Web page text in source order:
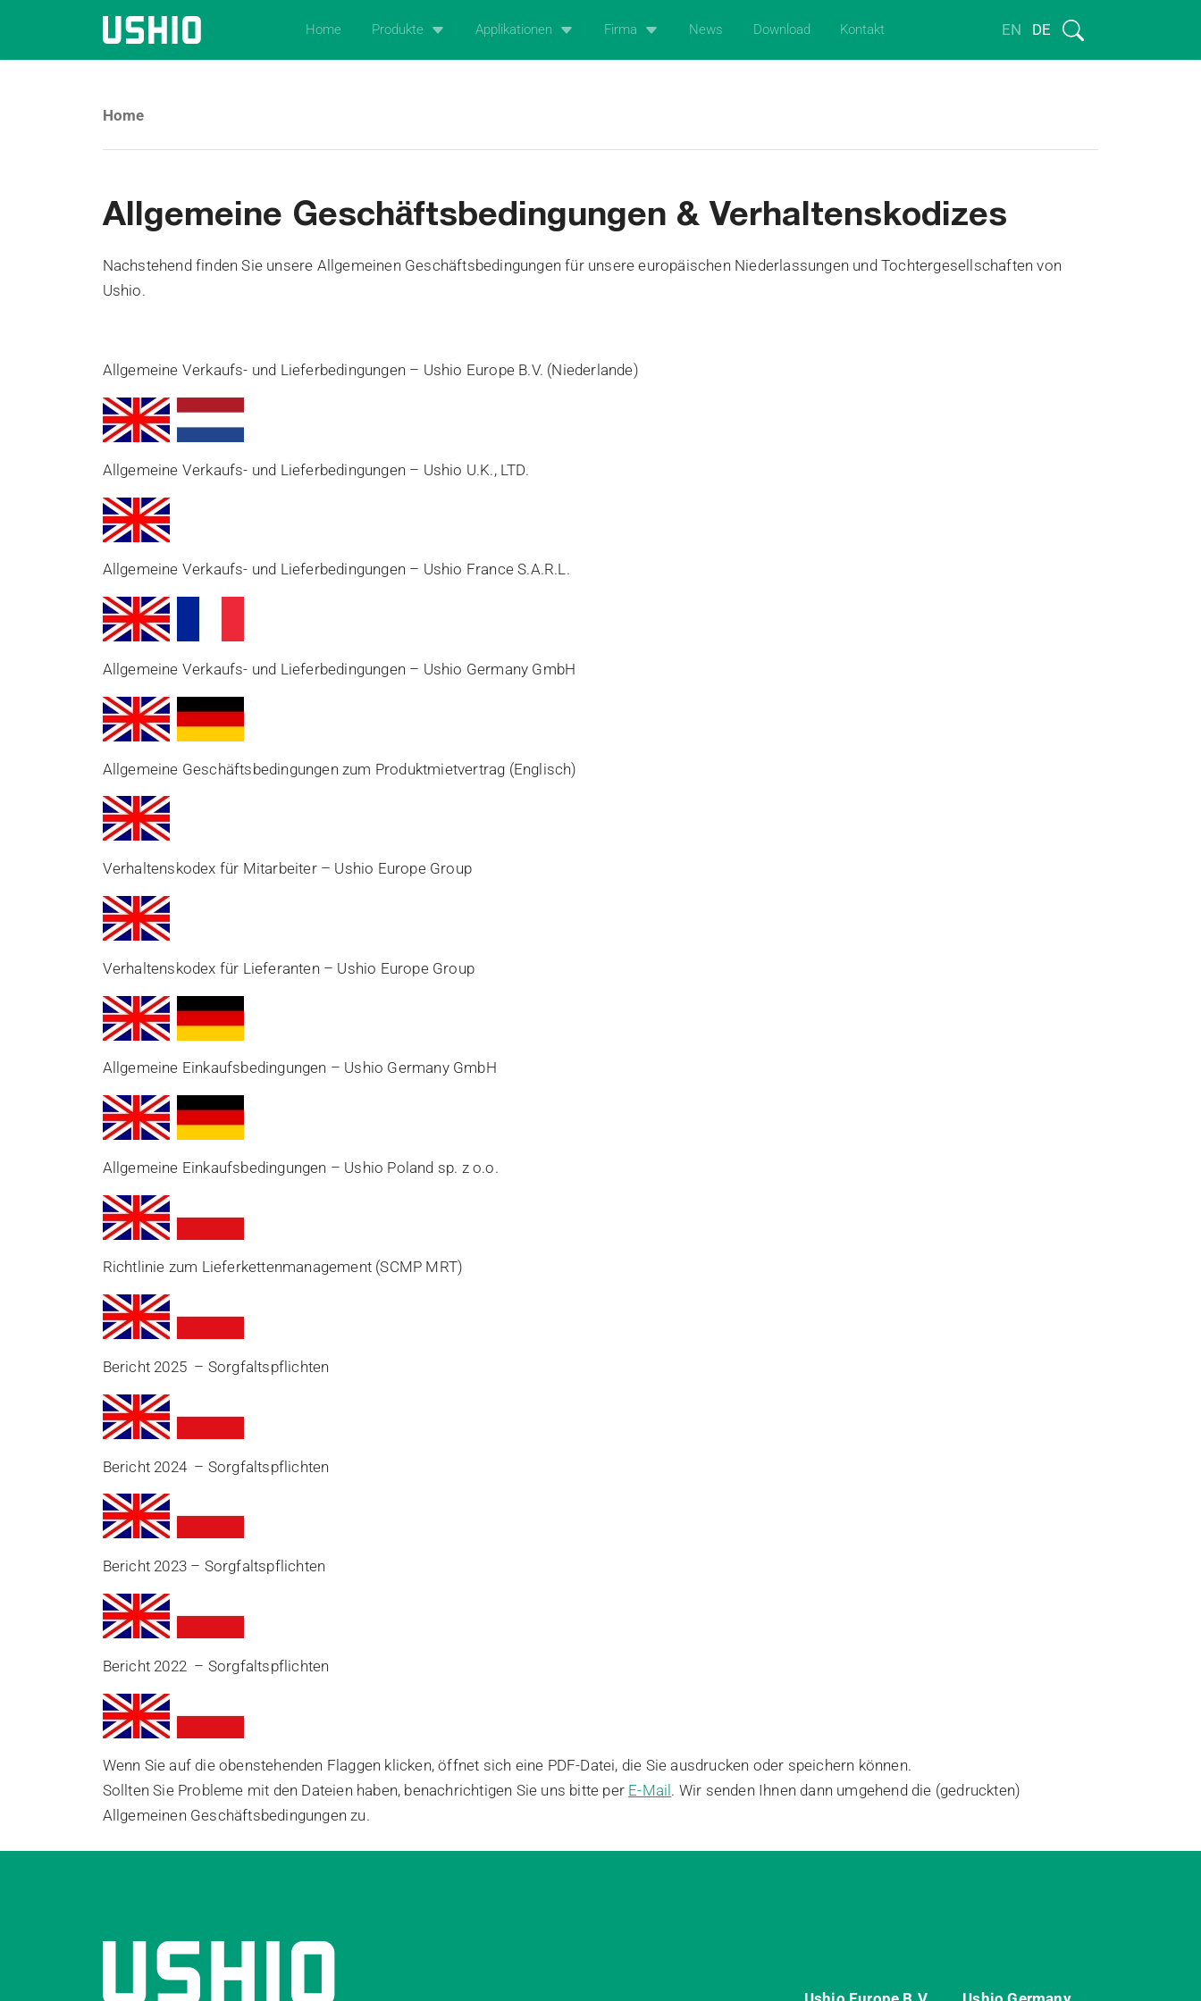
Home Produkte Applikationen Firma News Download Kontakt EN DE
Home
Allgemeine Geschäftsbedingungen & Verhaltenskodizes
Nachstehend finden Sie unsere Allgemeinen Geschäftsbedingungen für unsere europäischen Niederlassungen und Tochtergesellschaften von
Ushio.
Allgemeine Verkaufs- und Lieferbedingungen – Ushio Europe B.V. (Niederlande)
Allgemeine Verkaufs- und Lieferbedingungen – Ushio U.K., LTD.
Allgemeine Verkaufs- und Lieferbedingungen – Ushio France S.A.R.L.
Allgemeine Verkaufs- und Lieferbedingungen – Ushio Germany GmbH
Allgemeine Geschäftsbedingungen zum Produktmietvertrag (Englisch)
Verhaltenskodex für Mitarbeiter – Ushio Europe Group
Verhaltenskodex für Lieferanten – Ushio Europe Group
Allgemeine Einkaufsbedingungen – Ushio Germany GmbH
Allgemeine Einkaufsbedingungen – Ushio Poland sp. z o.o.
Richtlinie zum Lieferkettenmanagement (SCMP MRT)
Bericht 2025 – Sorgfaltspflichten
Bericht 2024 – Sorgfaltspflichten
Bericht 2023 – Sorgfaltspflichten
Bericht 2022 – Sorgfaltspflichten
Wenn Sie auf die obenstehenden Flaggen klicken, öffnet sich eine PDF-Datei, die Sie ausdrucken oder speichern können.
Sollten Sie Probleme mit den Dateien haben, benachrichtigen Sie uns bitte per E-Mail . Wir senden Ihnen dann umgehend die (gedruckten)
Allgemeinen Geschäftsbedingungen zu.